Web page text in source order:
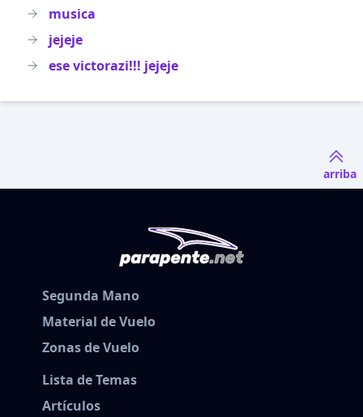
musica
jejeje
ese victorazi!!! jejeje
arriba
Segunda Mano
Material de Vuelo
Zonas de Vuelo
Lista de Temas
Artículos